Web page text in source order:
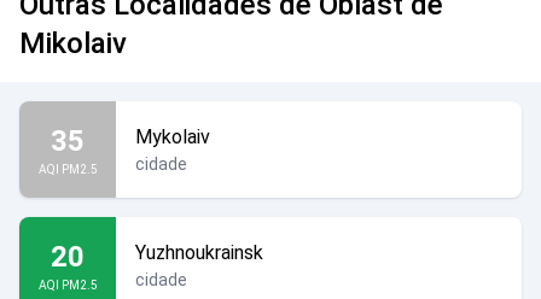
Mikolaiv
35
AQI PM2.5
Mykolaiv
cidade
20
AQI PM2.5
Yuzhnoukrainsk
cidade